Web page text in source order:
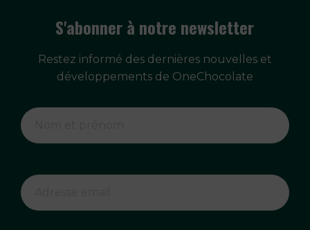
S'abonner à notre newsletter
Restez informé des dernières nouvelles et
développements de OneChocolate